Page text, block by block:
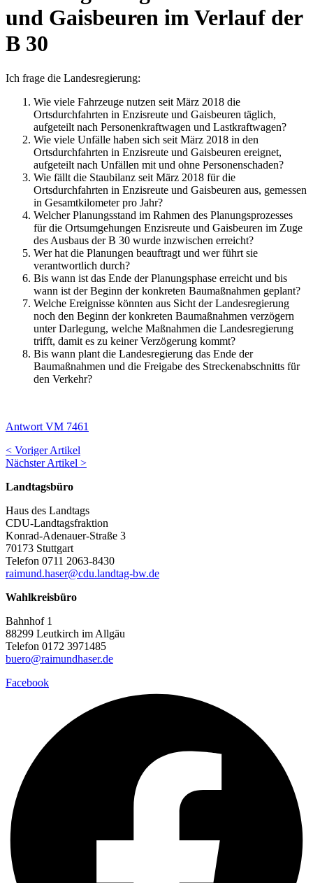
und Gaisbeuren im Verlauf der
B 30
Ich frage die Landesregierung:
Wie viele Fahrzeuge nutzen seit März 2018 die
Ortsdurchfahrten in Enzisreute und Gaisbeuren täglich,
aufgeteilt nach Personenkraftwagen und Lastkraftwagen?
Wie viele Unfälle haben sich seit März 2018 in den
Ortsdurchfahrten in Enzisreute und Gaisbeuren ereignet,
aufgeteilt nach Unfällen mit und ohne Personenschaden?
Wie fällt die Staubilanz seit März 2018 für die
Ortsdurchfahrten in Enzisreute und Gaisbeuren aus, gemessen
in Gesamtkilometer pro Jahr?
Welcher Planungsstand im Rahmen des Planungsprozesses
für die Ortsumgehungen Enzisreute und Gaisbeuren im Zuge
des Ausbaus der B 30 wurde inzwischen erreicht?
Wer hat die Planungen beauftragt und wer führt sie
verantwortlich durch?
Bis wann ist das Ende der Planungsphase erreicht und bis
wann ist der Beginn der konkreten Baumaßnahmen geplant?
Welche Ereignisse könnten aus Sicht der Landesregierung
noch den Beginn der konkreten Baumaßnahmen verzögern
unter Darlegung, welche Maßnahmen die Landesregierung
trifft, damit es zu keiner Verzögerung kommt?
Bis wann plant die Landesregierung das Ende der
Baumaßnahmen und die Freigabe des Streckenabschnitts für
den Verkehr?
Antwort VM 7461
< Voriger Artikel
Nächster Artikel >
Landtagsbüro
Haus des Landtags
CDU-Landtagsfraktion
Konrad-Adenauer-Straße 3
70173 Stuttgart
Telefon 0711 2063-8430
raimund.haser@cdu.landtag-bw.de
Wahlkreisbüro
Bahnhof 1
88299 Leutkirch im Allgäu
Telefon 0172 3971485
buero@raimundhaser.de
Facebook